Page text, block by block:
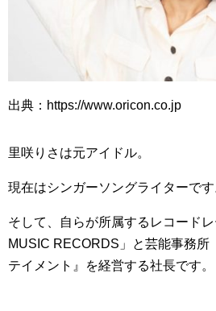
出典：https://www.oricon.co.jp
里咲りさは元アイドル。
現在はシンガーソングライターです
そして、自らが所属するレコード
MUSIC RECORDS」と芸能事務所
テイメント』を経営する社長です。